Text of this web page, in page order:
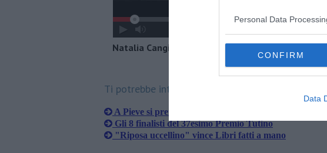
Personal Data
CONFIRM
Data
Natalia Cangi alla presentazione del premio
Ti potrebbe interessare anche:
A Pieve si premiano Santelli e Veltroni
​Gli 8 finalisti del 37esimo Premio Tutino
"Riposa uccellino" vince Libri fatti a mano